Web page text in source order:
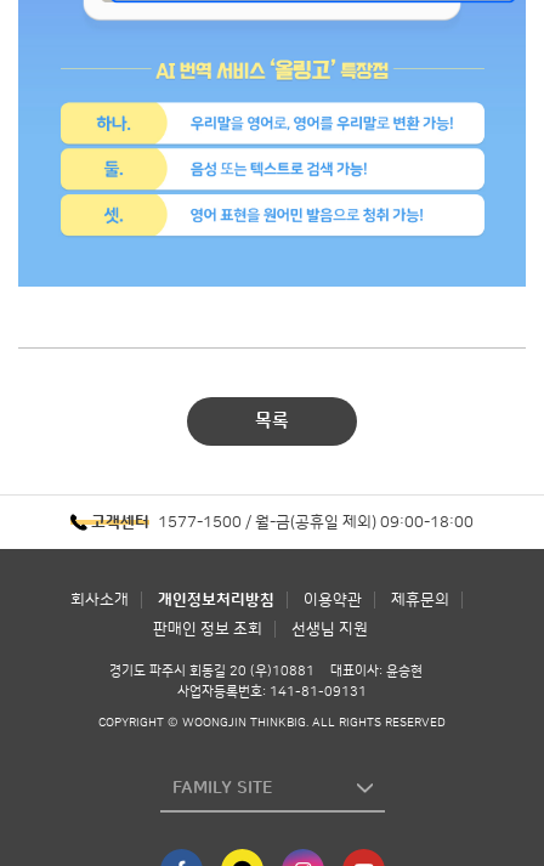
목록
고객센터 1577-1500 / 월-금(공휴일 제외) 09:00-18:00
회사소개 개인정보처리방침 이용약관
제휴문의
판매인 정보 조회
선생님 지원
경기도 파주시 회동길 20 (우)10881
대표이사: 윤승현
사업자등록번호: 141-81-09131
COPYRIGHT © WOONGJIN THINKBIG. ALL RIGHTS RESERVED
FAMILY SITE